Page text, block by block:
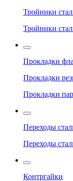
Тройники
Тройники
Прокладки
Прокладки
Прокладки
Переходы
Переходы
Контргайки